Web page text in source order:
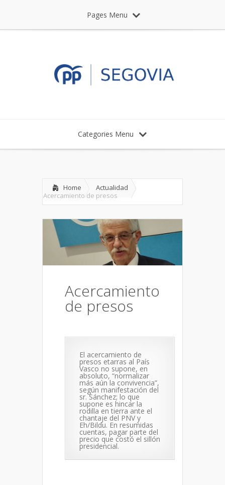
Pages Menu
Categories Menu
Home
Actualidad
Acercamiento de presos
Acercamiento
de presos
El acercamiento de
presos etarras al País
Vasco no supone, en
absoluto, “normalizar
más aún la convivencia”,
según manifestación del
sr. Sánchez; lo que
supone es hincar la
rodilla en tierra ante el
chantaje del PNV y
Eh/Bildu. En resumidas
cuentas, pagar parte del
precio que costó el sillón
presidencial.